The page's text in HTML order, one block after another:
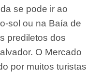
se pode ir ao
sol ou na Baía de
prediletos dos
O Mercado
por muitos turistas